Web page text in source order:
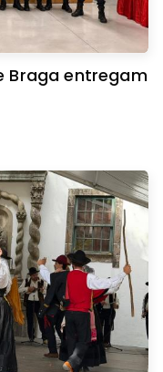
Braga entregam